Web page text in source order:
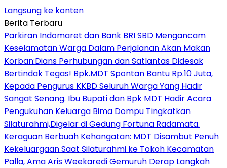
Langsung ke konten
Berita Terbaru
Parkiran Indomaret dan Bank BRI SBD Mengancam
Keselamatan Warga Dalam Perjalanan Akan Makan
Korban:Dians Perhubungan dan Satlantas Didesak
Bertindak Tegas! Bpk.MDT Spontan Bantu Rp.10 Juta,
Kepada Pengurus KKBD Seluruh Warga Yang Hadir
Sangat Senang. Ibu Bupati dan Bpk MDT Hadir Acara
Pengukuhan Keluarga Bima Dompu Tingkatkan
Silaturahmi,Digelar di Gedung Fortuna Radamata.
Keraguan Berbuah Kehangatan: MDT Disambut Penuh
Kekeluargaan Saat Silaturahmi ke Tokoh Kecamatan
Palla, Ama Aris WeekarediGemuruh Derap Langkah